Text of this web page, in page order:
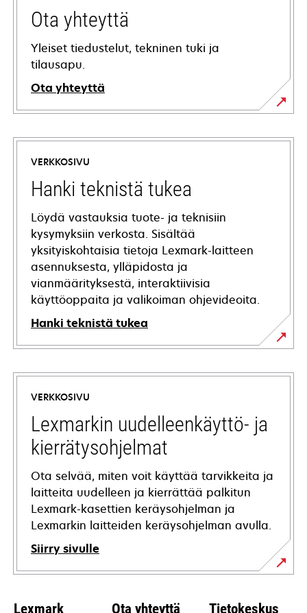
Ota yhteyttä
Yleiset tiedustelut, tekninen tuki ja
tilausapu.
Ota yhteyttä
VERKKOSIVU
Hanki teknistä tukea
Löydä vastauksia tuote- ja teknisiin
kysymyksiin verkosta. Sisältää
yksityiskohtaisia tietoja Lexmark-laitteen
asennuksesta, ylläpidosta ja
vianmäärityksestä, interaktiivisia
käyttöoppaita ja valikoiman ohjevideoita.
Hanki teknistä tukea
opens
in
new
tab
VERKKOSIVU
Lexmarkin uudelleenkäyttö- ja
kierrätysohjelmat
Ota selvää, miten voit käyttää tarvikkeita ja
laitteita uudelleen ja kierrättää palkitun
Lexmark-kasettien keräysohjelman ja
Lexmarkin laitteiden keräysohjelman avulla.
Siirry sivulle
Lexmark Ota yhteyttä Tietokeskus